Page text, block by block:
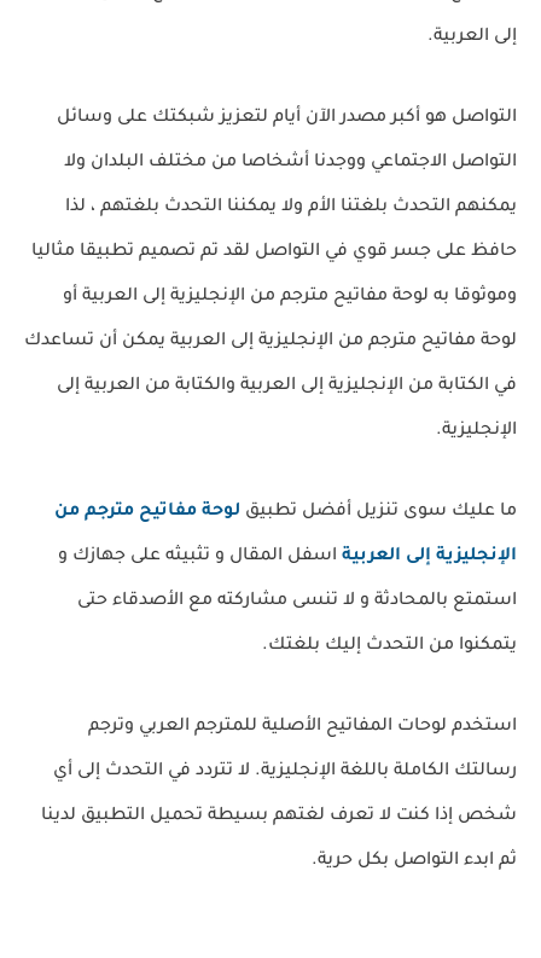
إلى العربية.
التواصل هو أكبر مصدر الآن أيام لتعزيز شبكتك على وسائل
التواصل الاجتماعي ووجدنا أشخاصا من مختلف البلدان ولا
يمكنهم التحدث بلغتنا الأم ولا يمكننا التحدث بلغتهم ، لذا
حافظ على جسر قوي في التواصل لقد تم تصميم تطبيقا مثاليا
وموثوقا به لوحة مفاتيح مترجم من الإنجليزية إلى العربية أو
لوحة مفاتيح مترجم من الإنجليزية إلى العربية يمكن أن تساعدك
في الكتابة من الإنجليزية إلى العربية والكتابة من العربية إلى
الإنجليزية.
ما عليك سوى تنزيل أفضل تطبيق لوحة مفاتيح مترجم من
الإنجليزية إلى العربية اسفل المقال و تثبيثه على جهازك و
استمتع بالمحادثة و لا تنسى مشاركته مع الأصدقاء حتى
يتمكنوا من التحدث إليك بلغتك.
استخدم لوحات المفاتيح الأصلية للمترجم العربي وترجم
رسالتك الكاملة باللغة الإنجليزية. لا تتردد في التحدث إلى أي
شخص إذا كنت لا تعرف لغتهم بسيطة تحميل التطبيق لدينا
ثم ابدء التواصل بكل حرية.